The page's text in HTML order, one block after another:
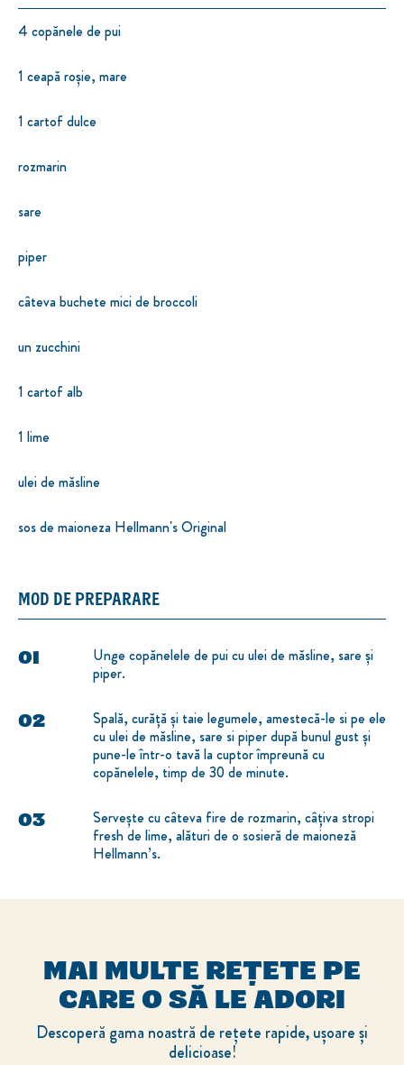
4 copănele de pui
1 ceapă roșie, mare
1 cartof dulce
rozmarin
sare
piper
câteva buchete mici de broccoli
un zucchini
1 cartof alb
1 lime
ulei de măsline
sos de maioneza Hellmann's Original
MOD DE PREPARARE
Unge copănelele de pui cu ulei de măsline, sare și
piper.
Spală, curăță și taie legumele, amestecă-le si pe ele
cu ulei de măsline, sare si piper după bunul gust și
pune-le într-o tavă la cuptor împreună cu
copănelele, timp de 30 de minute.
Servește cu câteva fire de rozmarin, câțiva stropi
fresh de lime, alături de o sosieră de maioneză
Hellmann’s.
MAI MULTE REȚETE PE
CARE O SĂ LE ADORI
Descoperă gama noastră de rețete rapide, ușoare și
delicioase!